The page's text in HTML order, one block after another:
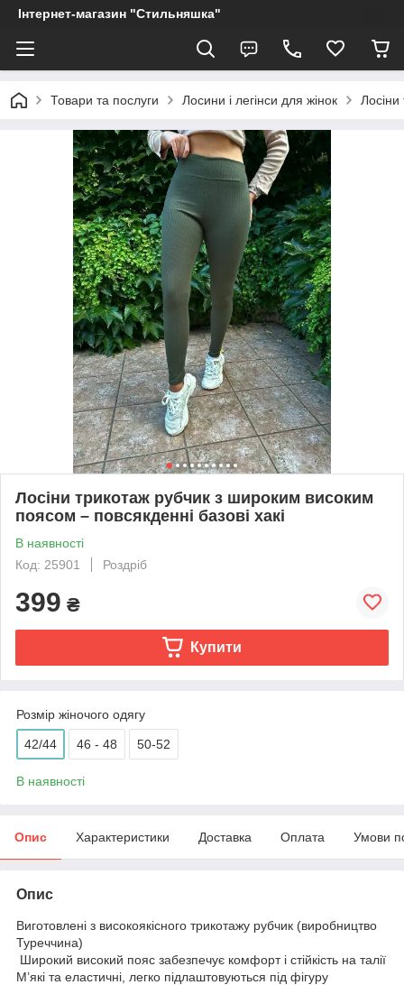
Інтернет-магазин "Стильняшка"
Товари та послуги Лосини і легінси для жінок
Лосіни трикотаж рубчик з широким високим
поясом – повсякденні базові хакі
В наявності
Код: 25901
Роздріб
399 ₴
Купити
Розмір жіночого одягу
42/44 46 - 48 50-52
В наявності
Опис Характеристики Доставка Оплата Умови
Опис
Виготовлені з високоякісного трикотажу рубчик (виробництво
Туреччина)
Широкий високий пояс забезпечує комфорт і стійкість на талії
М’які та еластичні, легко підлаштовуються під фігуру